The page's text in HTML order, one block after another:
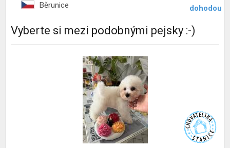
Běrunice dohodou
Vyberte si mezi podobnými pejsky :-)